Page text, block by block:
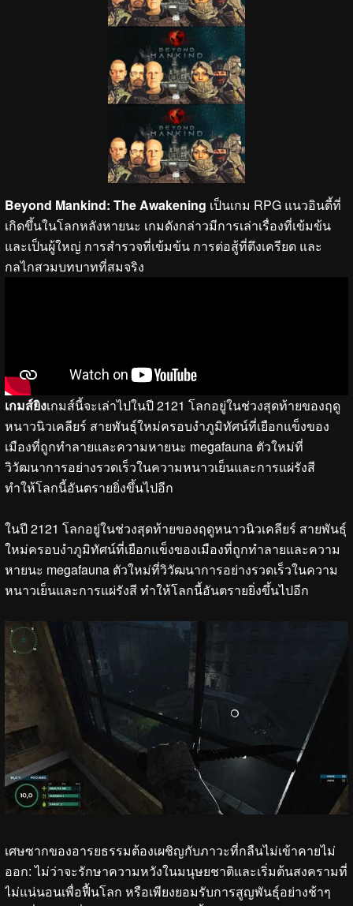
Beyond Mankind: The Awakening เป็นเกม RPG แนวอินดี้ที่
เกิดขึ้นในโลกหลังหายนะ เกมดังกล่าวมีการเล่าเรื่องที่เข้มข้น
และเป็นผู้ใหญ่ การสำรวจที่เข้มข้น การต่อสู้ที่ตึงเครียด และ
กลไกสวมบทบาทที่สมจริง
เกมส์ยิงเกมส์นี้จะเล่าไปในปี 2121 โลกอยู่ในช่วงสุดท้ายของฤดู
หนาวนิวเคลียร์ สายพันธุ์ใหม่ครอบงำภูมิทัศน์ที่เยือกแข็งของ
เมืองที่ถูกทำลายและความหายนะ megafauna ตัวใหม่ที่
วิวัฒนาการอย่างรวดเร็วในความหนาวเย็นและการแผ่รังสี
ทำให้โลกนี้อันตรายยิ่งขึ้นไปอีก
ในปี 2121 โลกอยู่ในช่วงสุดท้ายของฤดูหนาวนิวเคลียร์ สายพันธุ์
ใหม่ครอบงำภูมิทัศน์ที่เยือกแข็งของเมืองที่ถูกทำลายและความ
หายนะ megafauna ตัวใหม่ที่วิวัฒนาการอย่างรวดเร็วในความ
หนาวเย็นและการแผ่รังสี ทำให้โลกนี้อันตรายยิ่งขึ้นไปอีก
เศษซากของอารยธรรมต้องเผชิญกับภาวะที่กลืนไม่เข้าคายไม่
ออก: ไม่ว่าจะรักษาความหวังในมนุษยชาติและเริ่มต้นสงครามที่
ไม่แน่นอนเพื่อฟื้นโลก หรือเพียงยอมรับการสูญพันธุ์อย่างช้าๆ